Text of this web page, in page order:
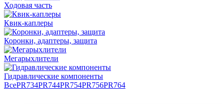
Ходовая часть
Квик-каплеры
Коронки, адаптеры, защита
Мегарыхлители
Гидравлические компоненты
ВсеPR734PR744PR754PR756PR764